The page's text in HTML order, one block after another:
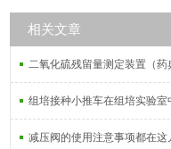
相关文章
二氧化硫残留量测定装置（药
组培接种小推车在组培实验室
减压阀的使用注意事项都在这